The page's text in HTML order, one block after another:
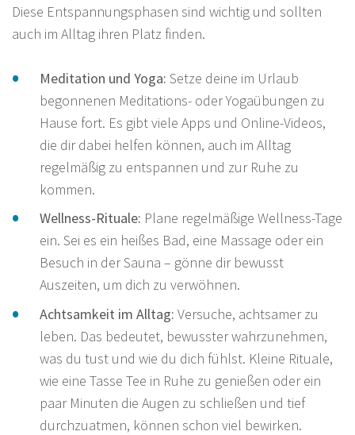
Diese Entspannungsphasen sind wichtig und sollten
auch im Alltag ihren Platz finden.
Meditation und Yoga:Setze deine im Urlaub
begonnenen Meditations- oder Yogaübungen zu
Hause fort. Es gibt viele Apps und Online-Videos,
die dir dabei helfen können, auch im Alltag
regelmäßig zu entspannen und zur Ruhe zu
kommen.
Wellness-Rituale: Plane regelmäßige Wellness-Tage
ein. Sei es ein heißes Bad, eine Massage oder ein
Besuch in der Sauna – gönne dir bewusst
Auszeiten, um dich zu verwöhnen.
Achtsamkeit im Alltag: Versuche, achtsamer zu
leben. Das bedeutet, bewusster wahrzunehmen,
was du tust und wie du dich fühlst. Kleine Rituale,
wie eine Tasse Tee in Ruhe zu genießen oder ein
paar Minuten die Augen zu schließen und tief
durchzuatmen, können schon viel bewirken.